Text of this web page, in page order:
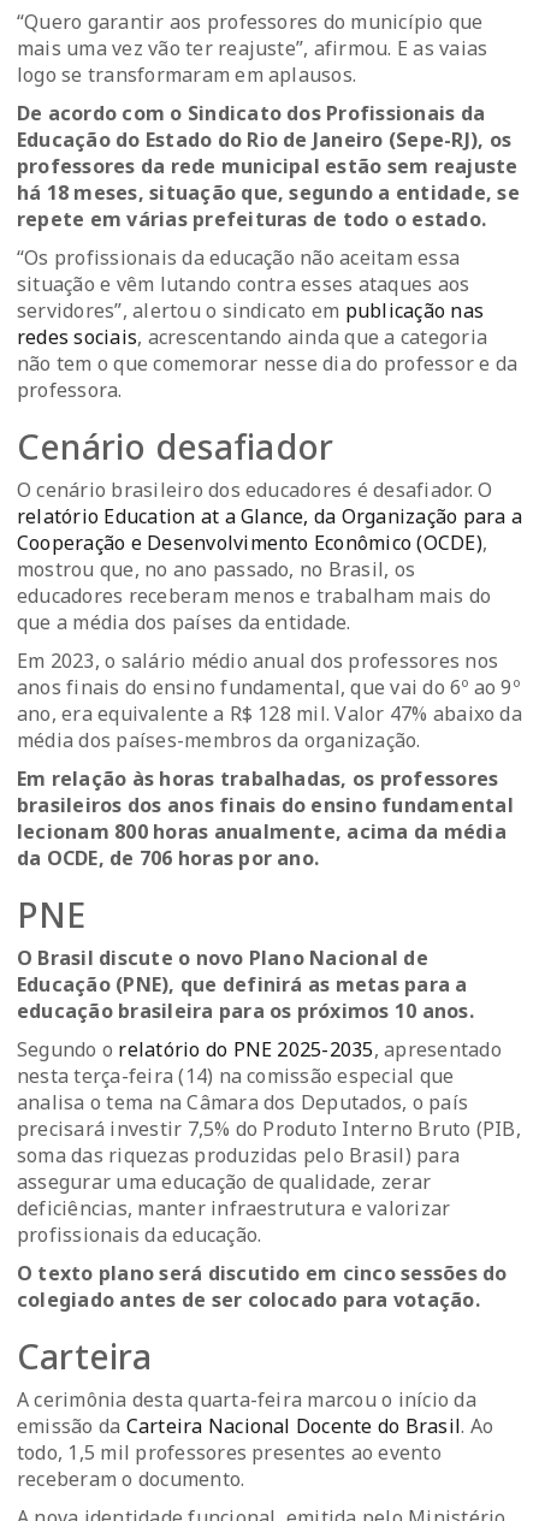
“Quero garantir aos professores do município que
mais uma vez vão ter reajuste”, afirmou. E as vaias
logo se transformaram em aplausos.
De acordo com o Sindicato dos Profissionais da
Educação do Estado do Rio de Janeiro (Sepe-RJ), os
professores da rede municipal estão sem reajuste
há 18 meses, situação que, segundo a entidade, se
repete em várias prefeituras de todo o estado.
“Os profissionais da educação não aceitam essa
situação e vêm lutando contra esses ataques aos
servidores”, alertou o sindicato em publicação nas
redes sociais, acrescentando ainda que a categoria
não tem o que comemorar nesse dia do professor e da
professora.
Cenário desafiador
O cenário brasileiro dos educadores é desafiador. O
relatório Education at a Glance, da Organização para a
Cooperação e Desenvolvimento Econômico (OCDE),
mostrou que, no ano passado, no Brasil, os
educadores receberam menos e trabalham mais do
que a média dos países da entidade.
Em 2023, o salário médio anual dos professores nos
anos finais do ensino fundamental, que vai do 6º ao 9º
ano, era equivalente a R$ 128 mil. Valor 47% abaixo da
média dos países-membros da organização.
Em relação às horas trabalhadas, os professores
brasileiros dos anos finais do ensino fundamental
lecionam 800 horas anualmente, acima da média
da OCDE, de 706 horas por ano.
PNE
O Brasil discute o novo Plano Nacional de
Educação (PNE), que definirá as metas para a
educação brasileira para os próximos 10 anos.
Segundo o relatório do PNE 2025-2035, apresentado
nesta terça-feira (14) na comissão especial que
analisa o tema na Câmara dos Deputados, o país
precisará investir 7,5% do Produto Interno Bruto (PIB,
soma das riquezas produzidas pelo Brasil) para
assegurar uma educação de qualidade, zerar
deficiências, manter infraestrutura e valorizar
profissionais da educação.
O texto plano será discutido em cinco sessões do
colegiado antes de ser colocado para votação.
Carteira
A cerimônia desta quarta-feira marcou o início da
emissão da Carteira Nacional Docente do Brasil. Ao
todo, 1,5 mil professores presentes ao evento
receberam o documento.